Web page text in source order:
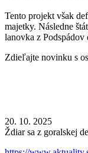
Tento projekt však
majetky. Následne
lanovka z
Zdieľajte novinku s
20. 10. 2025
Ždiar sa z goralskej